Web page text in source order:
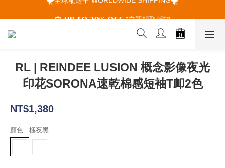
🌪️全球配送中 WORLDWIDE SHIPPING🌪️
RL | REINDEE LUSION 概念影像夜光
印花SORONA速乾棉感短袖T卹2色
NT$1,380
顏色 : 極夜黑